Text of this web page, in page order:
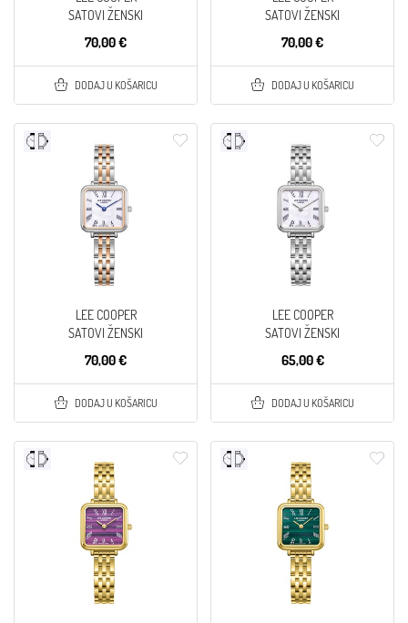
SATOVI ŽENSKI
70,00 €
DODAJ U KOŠARICU
SATOVI ŽENSKI
70,00 €
DODAJ U KOŠARICU
LEE COOPER
SATOVI ŽENSKI
70,00 €
DODAJ U KOŠARICU
LEE COOPER
SATOVI ŽENSKI
65,00 €
DODAJ U KOŠARICU